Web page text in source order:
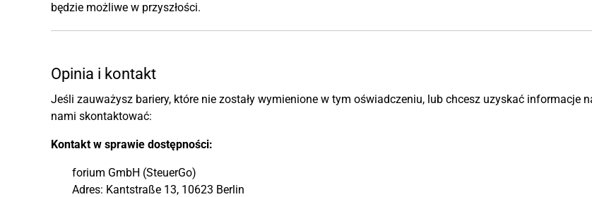
będzie możliwe w przyszłości.
Opinia i kontakt
Jeśli zauważysz bariery, które nie zostały wymienione w tym oświadczeniu, lub chcesz uzyskać informacje
nami skontaktować:
Kontakt w sprawie dostępności:
forium GmbH (SteuerGo)
Adres: Kantstraße 13, 10623 Berlin